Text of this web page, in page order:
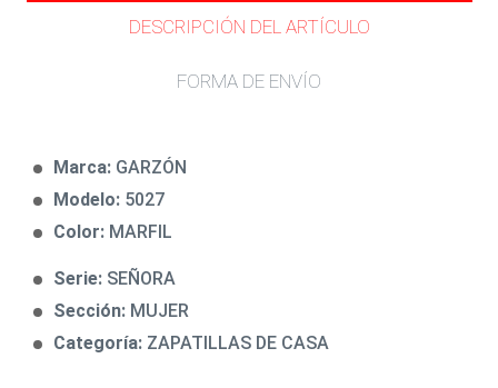
DESCRIPCIÓN DEL ARTÍCULO
FORMA DE ENVÍO
Marca: GARZÓN
Modelo: 5027
Color: MARFIL
Serie: SEÑORA
Sección: MUJER
Categoría: ZAPATILLAS DE CASA